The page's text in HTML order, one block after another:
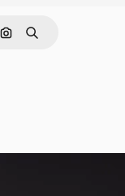
Pesquisar por imagem
Buscar